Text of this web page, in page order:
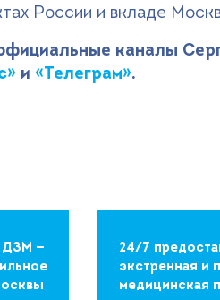
России и вкладе
каналы
и «Телеграм».
ДЗМ —
24/7
экстренная и
медицинская